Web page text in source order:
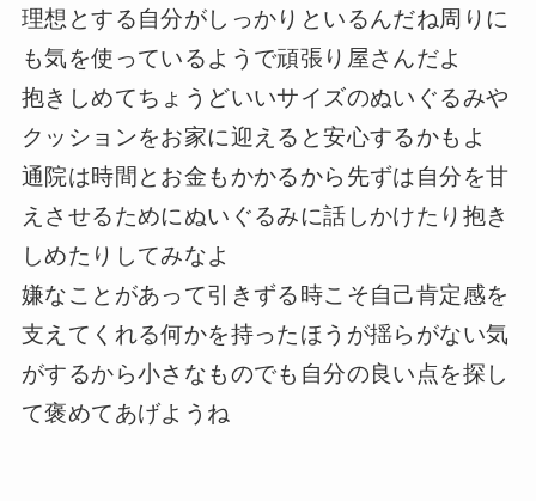
理想とする自分がしっかりといるんだね周りに
も気を使っているようで頑張り屋さんだよ
抱きしめてちょうどいいサイズのぬいぐるみや
クッションをお家に迎えると安心するかもよ
通院は時間とお金もかかるから先ずは自分を甘
えさせるためにぬいぐるみに話しかけたり抱き
しめたりしてみなよ
嫌なことがあって引きずる時こそ自己肯定感を
支えてくれる何かを持ったほうが揺らがない気
がするから小さなものでも自分の良い点を探し
て褒めてあげようね